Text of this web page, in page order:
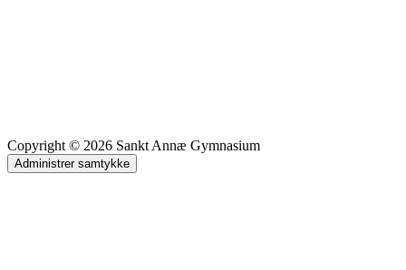
Copyright © 2026 Sankt Annæ Gymnasium
Administrer samtykke